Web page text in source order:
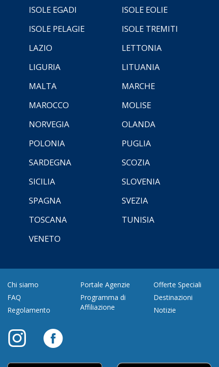
ISOLE EGADI
ISOLE EOLIE
ISOLE PELAGIE
ISOLE TREMITI
LAZIO
LETTONIA
LIGURIA
LITUANIA
MALTA
MARCHE
MAROCCO
MOLISE
NORVEGIA
OLANDA
POLONIA
PUGLIA
SARDEGNA
SCOZIA
SICILIA
SLOVENIA
SPAGNA
SVEZIA
TOSCANA
TUNISIA
VENETO
Chi siamo
FAQ
Regolamento
Portale Agenzie
Programma di
Affiliazione
Offerte Speciali
Destinazioni
Notizie